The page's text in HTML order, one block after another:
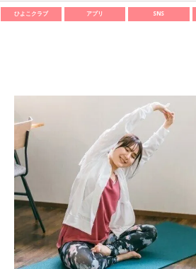
ひよこクラブ アプリ SNS